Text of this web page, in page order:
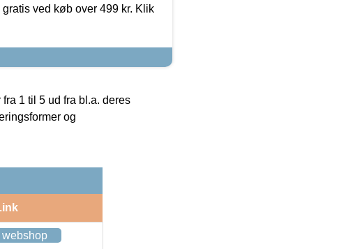
ved køb over 499 kr. Klik
1 til 5 ud fra bl.a. deres
og
webshop